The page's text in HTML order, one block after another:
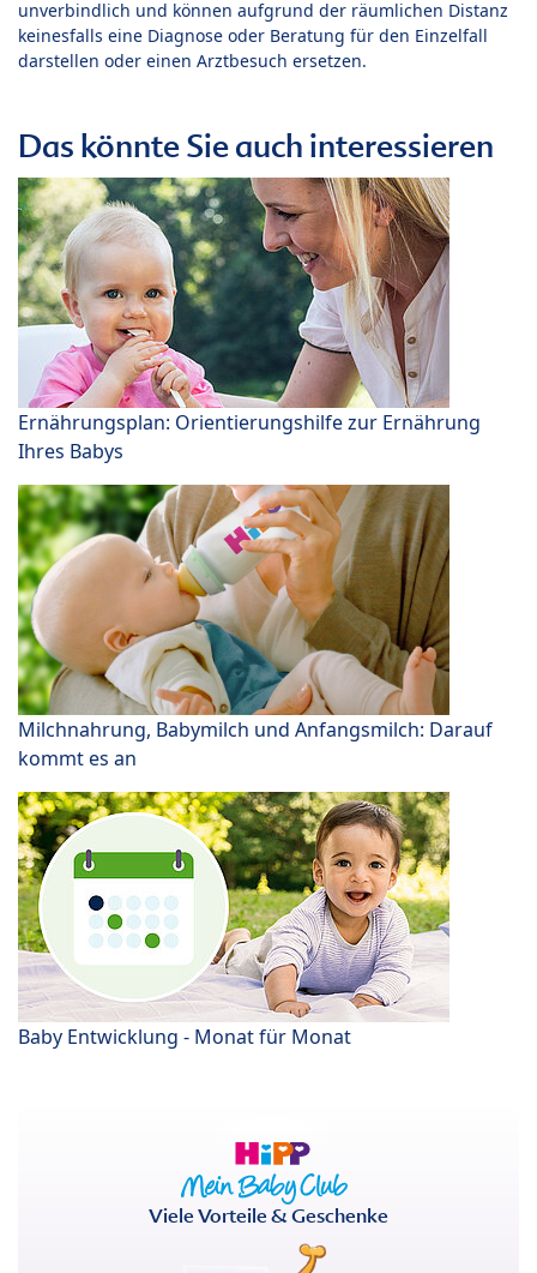
unverbindlich und können aufgrund der räumlichen Distanz
keinesfalls eine Diagnose oder Beratung für den Einzelfall
darstellen oder einen Arztbesuch ersetzen.
Das könnte Sie auch interessieren
Ernährungsplan: Orientierungshilfe zur Ernährung
Ihres Babys
Milchnahrung, Babymilch und Anfangsmilch: Darauf
kommt es an
Baby Entwicklung - Monat für Monat
Viele Vorteile & Geschenke